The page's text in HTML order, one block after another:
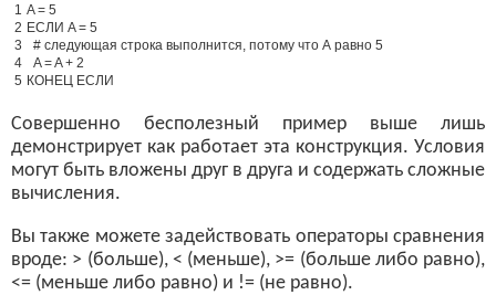
1
2
3
4
5
A = 5
ЕСЛИ A = 5
# следующая строка выполнится, потому что А равно 5
A =A + 2
КОНЕЦ ЕСЛИ
Совершенно бесполезный пример выше лишь
демонстрирует как работает эта конструкция. Условия
могут быть вложены друг в друга и содержать сложные
вычисления.
Вы также можете задействовать операторы сравнения
вроде: > (больше), < (меньше), >= (больше либо равно),
<= (меньше либо равно) и != (не равно).